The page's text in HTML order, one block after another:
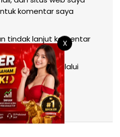
komentar saya
tindak lanjut komentar
tulisan baru melalui
X